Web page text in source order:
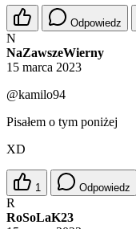
Odpowiedz
N
NaZawszeWierny
15 marca 2023
@kamilo94
Pisałem o tym poniżej
XD
1 Odpowiedz
R
RoSoLaK23